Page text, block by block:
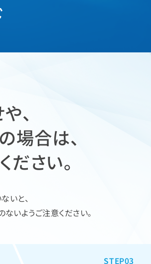
、
場合は、
ださい。
いと、
いようご注意ください。